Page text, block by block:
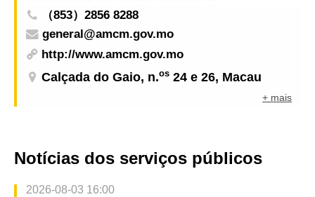
（853）2856 8288
general@amcm.gov.mo
http://www.amcm.gov.mo
Calçada do Gaio, n.os 24 e 26, Macau
+ mais
Notícias dos serviços públicos
2026-08-03 16:00